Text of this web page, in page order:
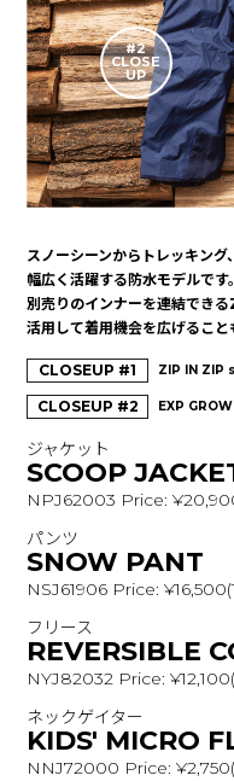
#2
CLOSE
UP
スノーシーンからトレッキング
幅広く活躍する防水モデルです。
別売りのインナーを連結でき
活用して着用機会を広げること
CLOSEUP #1 ZIP IN ZIP
CLOSEUP #2 EXP
ジャケット
SCOOP
NPJ62003 Price:
パンツ
SNOW PANT
NSJ61906 Price:
フリース
REVERSIBLE
NYJ82032 Price:
ネックゲイター
KIDS' MICRO
NNJ72000 Price: